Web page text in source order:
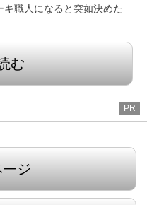
職人になると突如決めた
む
PR
ージ